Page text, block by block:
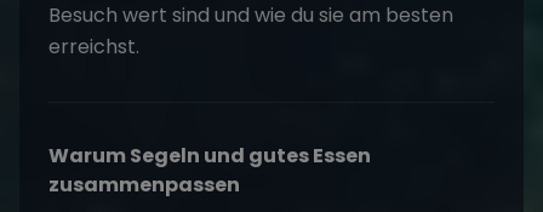
Besuch wert sind und wie du sie am besten
erreichst.
Warum Segeln und gutes Essen
zusammenpassen